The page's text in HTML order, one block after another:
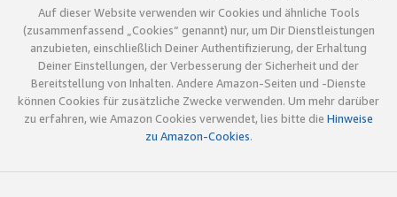
Auf dieser Website verwenden wir Cookies und ähnliche Tools
(zusammenfassend „Cookies“ genannt) nur, um Dir Dienstleistungen
anzubieten, einschließlich Deiner Authentifizierung, der Erhaltung
Deiner Einstellungen, der Verbesserung der Sicherheit und der
Bereitstellung von Inhalten. Andere Amazon-Seiten und -Dienste
können Cookies für zusätzliche Zwecke verwenden. Um mehr darüber
zu erfahren, wie Amazon Cookies verwendet, lies bitte die Hinweise
zu Amazon-Cookies.